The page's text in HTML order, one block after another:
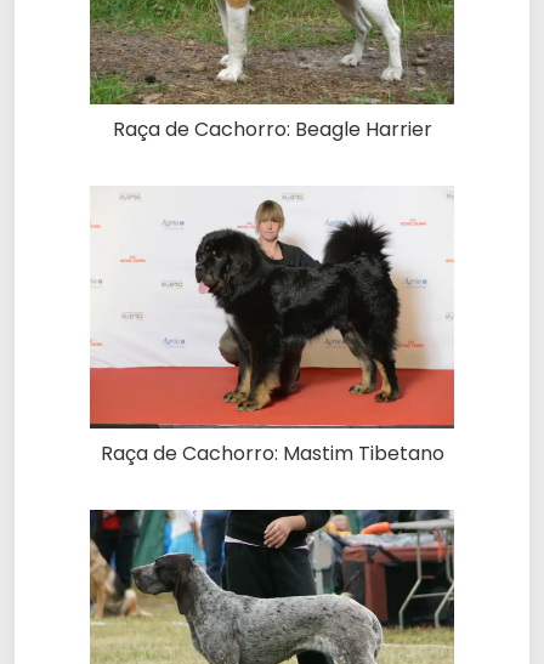
Raça de Cachorro: Beagle Harrier
Raça de Cachorro: Mastim Tibetano